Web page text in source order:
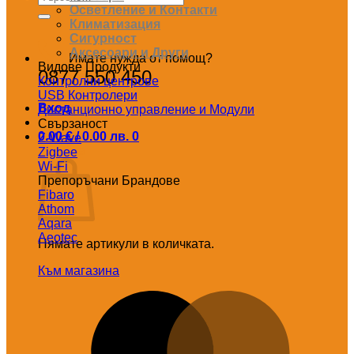
за:
Имате нужда от помощ?
0877 550 450
Вход
0.00€/ 0.00 лв. 0
Количка
Нямате артикули в количката.
Към магазина
Осветление и Контакти
Климатизация
Сигурност
Аксесоари и Други
Видове Продукти
Контролни центрове
USB Контролери
Дистанционно управление и Модули
Свързаност
Z-Wave
Zigbee
Wi-Fi
Препоръчани Брандове
Fibaro
Athom
Aqara
Aeotec